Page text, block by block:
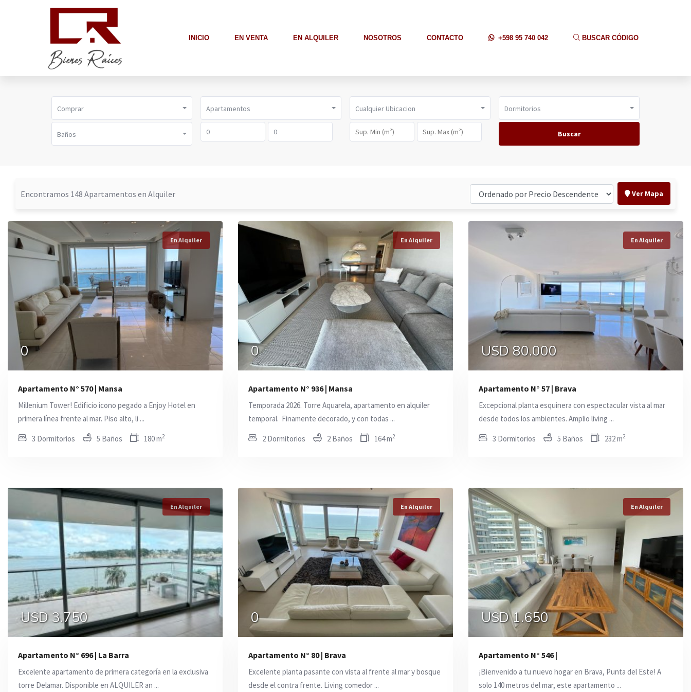
INICIO EN VENTA EN ALQUILER NOSOTROS CONTACTO +598 95 740 042 BUSCAR CÓDIGO
Comprar Apartamentos Cualquier Ubicacion Dormitorios
Baños Buscar
Encontramos 148 Apartamentos en Alquiler Ver Mapa
En Alquiler
0
En Alquiler
0
En Alquiler
Apartamento N° 570 | Mansa
Millenium Tower! Edificio icono pegado a Enjoy Hotel en
primera línea frente al mar. Piso alto, li ...
3 Dormitorios 5 Baños 180 m2
En Alquiler
0
En Alquiler
0
En Alquiler
Apartamento N° 936 | Mansa
Temporada 2026. Torre Aquarela, apartamento en alquiler
temporal. Finamente decorado, y con todas ...
2 Dormitorios 2 Baños 164 m2
En Alquiler
USD 80.000
En Alquiler
USD 80.000
En Alquiler
USD 80.000
Apartamento N° 57 | Brava
Excepcional planta esquinera con espectacular vista al mar
desde todos los ambientes. Amplio living ...
3 Dormitorios 5 Baños 232 m2
En Alquiler
USD 3.750
En Alquiler
USD 3.750
En Alquiler
USD 3.750
Apartamento N° 696 | La Barra
Excelente apartamento de primera categoría en la exclusiva
torre Delamar. Disponible en ALQUILER an ...
En Alquiler
0
En Alquiler
0
En Alquiler
Apartamento N° 80 | Brava
Excelente planta pasante con vista al frente al mar y bosque
desde el contra frente. Living comedor ...
En Alquiler
USD 1.650
En Alquiler
USD 1.650
En Alquiler
USD 1.650
Apartamento N° 546 |
¡Bienvenido a tu nuevo hogar en Brava, Punta del Este! A
solo 140 metros del mar, este apartamento ...